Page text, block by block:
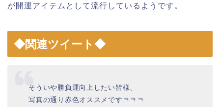
が開運アイテムとして流行しているようです。
◆関連ツイート◆
そういや勝負運向上したい皆様、
写真の通り赤色オススメですㅋㅋㅋ